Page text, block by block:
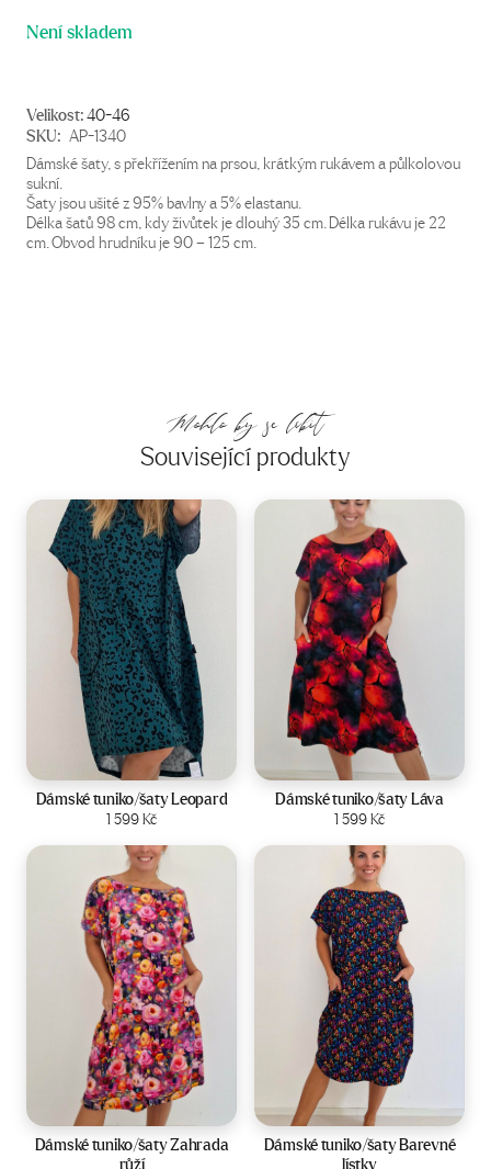
Není skladem
Velikost:40-46
SKU: AP-1340
Dámské šaty, s překřížením na prsou, krátkým rukávem a půlkolovou
sukní.
Šaty jsou ušité z 95% bavlny a 5% elastanu.
Délka šatů 98 cm, kdy živůtek je dlouhý 35 cm. Délka rukávu je 22
cm. Obvod hrudníku je 90 – 125 cm.
Mohlo by se líbit
Související produkty
Velikost:44-50
Dámské tuniko/šaty Leopard
1 599Kč
Zobrazit produkt
Velikost: 44-50
Dámské tuniko/šaty Láva
1 599Kč
Zobrazit produkt
Velikost:44-50
Dámské tuniko/šaty Zahrada
růží
Velikost:44-50
Dámské tuniko/šaty Barevné
lístky